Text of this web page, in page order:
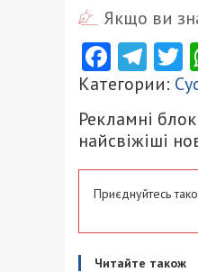
Якщо ви
Категории:
Рекламні
найсвіжіші
Приєднуйтесь
Читайте також